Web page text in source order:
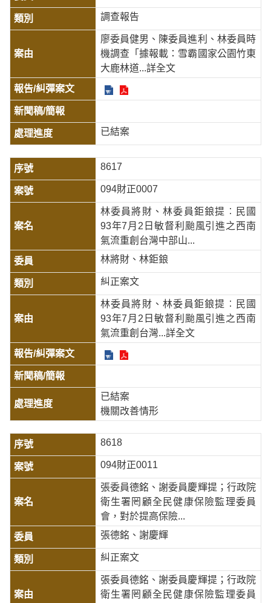
調查報告
廖委員健男、陳委員進利、林委員時
機調查「據報載：雪霸國家公園竹東
大鹿林道...詳全文
已結案
8617
094財正0007
林委員將財、林委員鉅鋃提︰民國
93年7月2日敏督利颱風引進之西南
氣流重創台灣中部山...
林將財、林鉅鋃
糾正案文
林委員將財、林委員鉅鋃提︰民國
93年7月2日敏督利颱風引進之西南
氣流重創台灣...詳全文
已結案
機關改善情形
8618
094財正0011
張委員德銘、謝委員慶輝提；行政院
衛生署罔顧全民健康保險監理委員
會，對於提高保險...
張德銘、謝慶輝
糾正案文
張委員德銘、謝委員慶輝提；行政院
衛生署罔顧全民健康保險監理委員